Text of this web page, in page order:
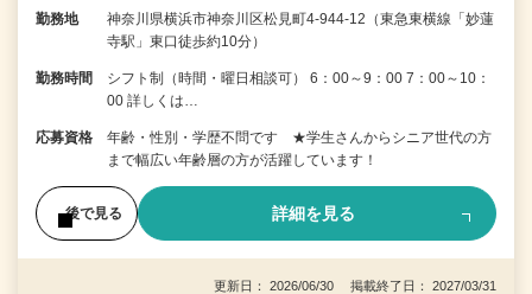
勤務地
神奈川県横浜市神奈川区松見町4-944-12（東急東横線「妙蓮
寺駅」東口徒歩約10分）
勤務時間
シフト制（時間・曜日相談可） 6：00～9：00 7：00～10：
00 詳しくは…
応募資格
年齢・性別・学歴不問です ★学生さんからシニア世代の方
まで幅広い年齢層の方が活躍しています！
後で見る 詳細を見る
更新日： 2026/06/30 掲載終了日： 2027/03/31